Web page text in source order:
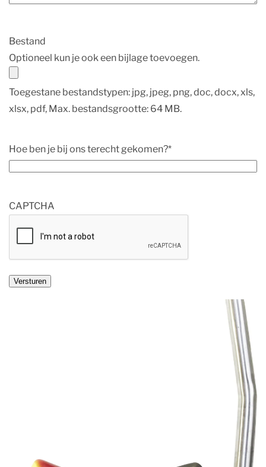
Bestand
Optioneel kun je ook een bijlage toevoegen.
Toegestane bestandstypen: jpg, jpeg, png, doc, docx, xls,
xlsx, pdf, Max. bestandsgrootte: 64 MB.
Hoe ben je bij ons terecht gekomen?*
CAPTCHA